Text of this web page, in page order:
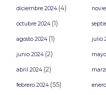
diciembre 2024(4)
octubre 2024(1)
agosto 2024(1) julio
junio 2024(2)
abril 2024(2)
febrero 2024(55)